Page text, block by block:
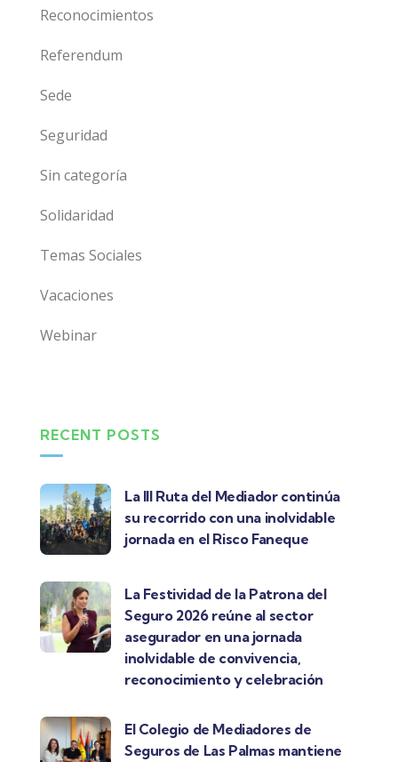
Reconocimientos
Referendum
Sede
Seguridad
Sin categoría
Solidaridad
Temas Sociales
Vacaciones
Webinar
RECENT POSTS
La III Ruta del Mediador continúa
su recorrido con una inolvidable
jornada en el Risco Faneque
La Festividad de la Patrona del
Seguro 2026 reúne al sector
asegurador en una jornada
inolvidable de convivencia,
reconocimiento y celebración
El Colegio de Mediadores de
Seguros de Las Palmas mantiene